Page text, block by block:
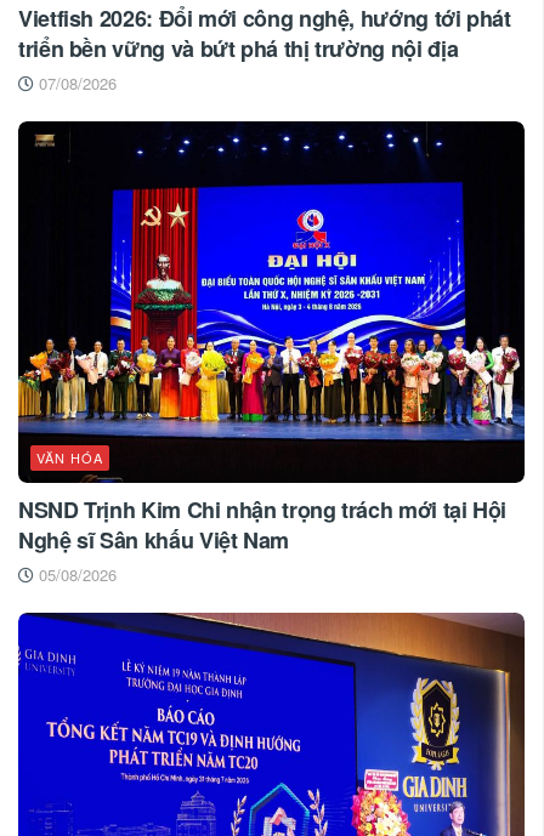
Vietfish 2026: Đổi mới công nghệ, hướng tới phát
triển bền vững và bứt phá thị trường nội địa
07/08/2026
VĂN HÓA
NSND Trịnh Kim Chi nhận trọng trách mới tại Hội
Nghệ sĩ Sân khấu Việt Nam
05/08/2026